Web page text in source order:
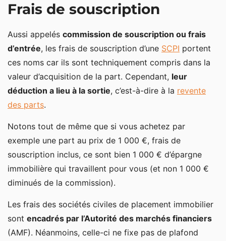
Frais de souscription
Aussi appelés commission de souscription ou frais
d’entrée, les frais de souscription d’une SCPI portent
ces noms car ils sont techniquement compris dans la
valeur d’acquisition de la part. Cependant, leur
déduction a lieu à la sortie, c’est-à-dire à la revente
des parts.
Notons tout de même que si vous achetez par
exemple une part au prix de 1 000 €, frais de
souscription inclus, ce sont bien 1 000 € d’épargne
immobilière qui travaillent pour vous (et non 1 000 €
diminués de la commission).
Les frais des sociétés civiles de placement immobilier
sont encadrés par l’Autorité des marchés financiers
(AMF). Néanmoins, celle-ci ne fixe pas de plafond